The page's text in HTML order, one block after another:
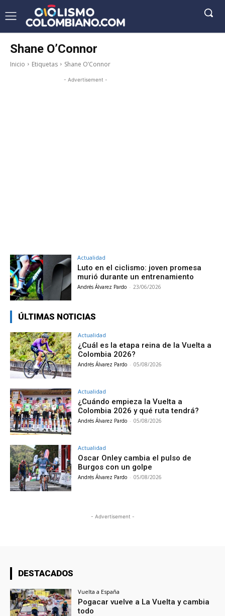
Shane O’Connor
Inicio Etiquetas Shane O’Connor
- Advertisement -
Actualidad
Luto en el ciclismo: joven promesa
murió durante un entrenamiento
Andrés Álvarez Pardo - 23/06/2026
ÚLTIMAS NOTICIAS
Actualidad
¿Cuál es la etapa reina de la Vuelta a
Colombia 2026?
Andrés Álvarez Pardo - 05/08/2026
Actualidad
¿Cuándo empieza la Vuelta a
Colombia 2026 y qué ruta tendrá?
Andrés Álvarez Pardo - 05/08/2026
Actualidad
Oscar Onley cambia el pulso de
Burgos con un golpe
Andrés Álvarez Pardo - 05/08/2026
- Advertisement -
DESTACADOS
Vuelta a España
Pogacar vuelve a La Vuelta y cambia
todo